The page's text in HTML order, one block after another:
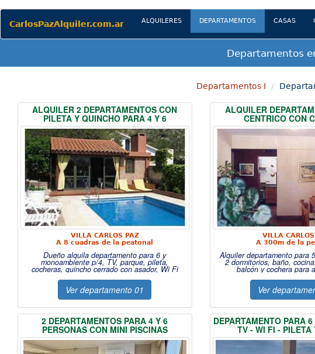
CarlosPazAlquiler.com.ar ALQUILERES(current)DEPARTAMENTOS CASAS
Departamentos
Departamentos I
ALQUILER 2 DEPARTAMENTOS CON
PILETA Y QUINCHO PARA 4 Y 6
VILLA CARLOS PAZ
A 8 cuadras de la peatonal
Dueño alquila departamento para 6 y
monoambiente p/4, TV, parque, pileta,
cocheras, quincho cerrado con asador, Wi Fi
Ver departamento 01
ALQUILER
CENTRICO CON
VILLA
A 300m de la
Alquiler departamento para
2 dormitorios, baño,
balcón y cochera para
Ver
2 DEPARTAMENTOS PARA 4 Y 6
PERSONAS CON MINI PISCINAS
DEPARTAMENTO PARA
TV - WI FI - PILETA